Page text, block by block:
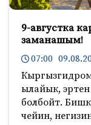
9-августка
заманашым!
07:00
ылайык,
болбойт.
чейин,